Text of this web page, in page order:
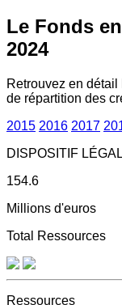
Le Fonds
2024
Retrouvez en
de répartition des
2015 2016 2017
DISPOSITIF LÉGAL
154.6
Millions d'euros
Total Ressources
Ressources